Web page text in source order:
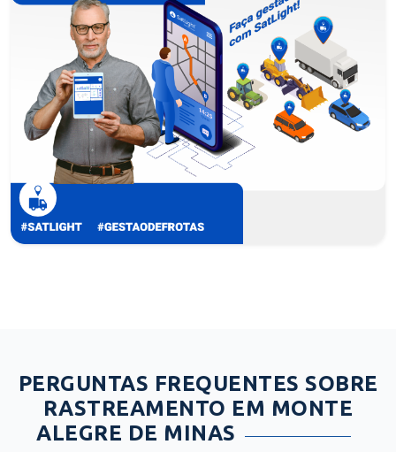
PERGUNTAS FREQUENTES SOBRE
RASTREAMENTO EM MONTE
ALEGRE DE MINAS